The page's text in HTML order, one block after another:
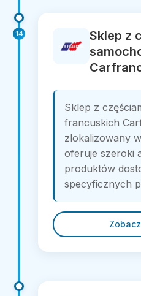
14
Sklep z
Sklep z
francuskich
zlokalizowany
oferuje szeroki
produktów
specyficznych